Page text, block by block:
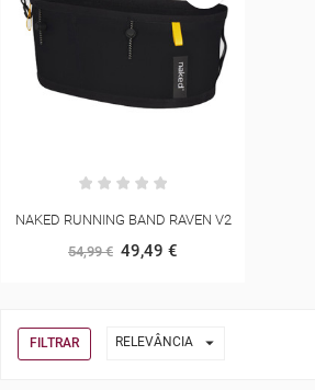
NAKED RUNNING BAND RAVEN V2
54,99 € 49,49 €
FILTRAR RELEVÂNCIA 